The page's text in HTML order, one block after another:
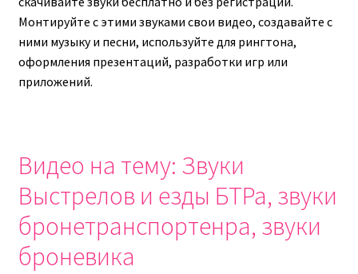
Монтируйте с этими звуками свои видео, создавайте с
ними музыку и песни, используйте для рингтона,
оформления презентаций, разработки игр или
приложений.
Видео на тему: Звуки
Выстрелов и езды БТРа, звуки
бронетранспортенра, звуки
броневика